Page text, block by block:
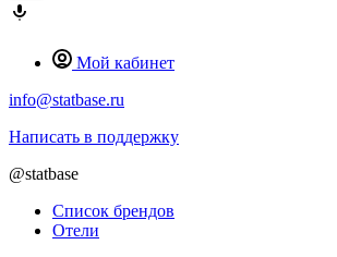
Мой кабинет
info@statbase.ru
Написать в поддержку
@statbase
Список брендов
Отели